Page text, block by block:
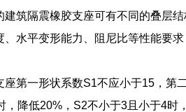
建筑隔震橡胶支座可有不同的叠层
、水平变形能力、阻尼比等性能要
座第一形状系数S1不应小于15，第
，降低20%，S2不小于3且小于4时